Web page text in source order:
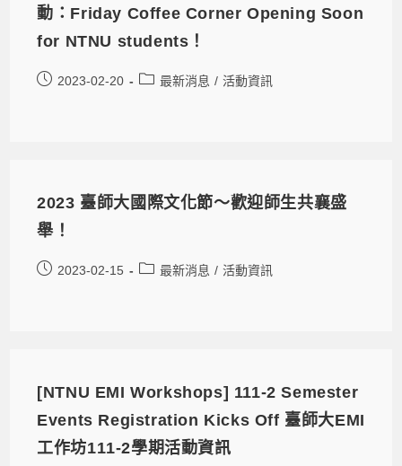
動：Friday Coffee Corner Opening Soon
for NTNU students！
2023-02-20 最新消息 / 活動資訊
2023 臺師大國際文化節～歡迎師生共襄盛
舉！
2023-02-15 最新消息 / 活動資訊
[NTNU EMI Workshops] 111-2 Semester
Events Registration Kicks Off 臺師大EMI
工作坊111-2學期活動資訊